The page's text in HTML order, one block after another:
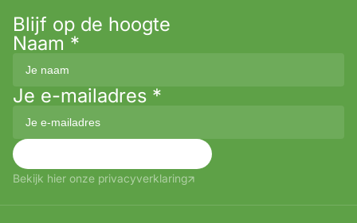
Blijf op de hoogte
Naam *
Je e-mailadres *
Bekijk hier onze privacyverklaring